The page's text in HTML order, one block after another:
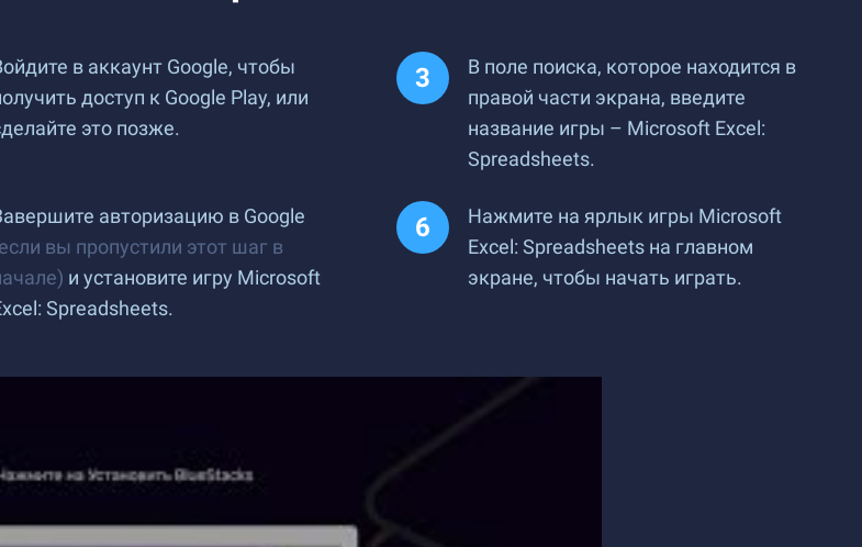
в аккаунт Google, чтобы
доступ к Google Play, или
это позже.
В поле поиска, которое находится в
правой части экрана, введите
название игры – Microsoft Excel:
Spreadsheets.
авторизацию в Google
вы пропустили этот шаг в
и установите игру Microsoft
Spreadsheets.
Нажмите на ярлык игры Microsoft
Excel: Spreadsheets на главном
экране, чтобы начать играть.